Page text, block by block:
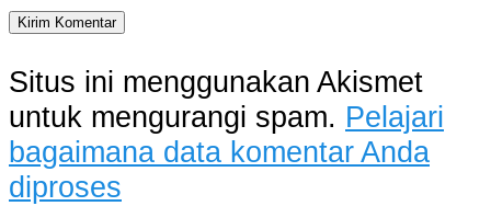
Situs ini menggunakan Akismet
untuk mengurangi spam. Pelajari
bagaimana data komentar Anda
diproses